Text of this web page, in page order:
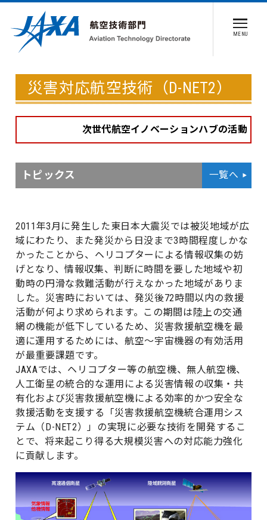
MENU
災害対応航空技術（D-NET2）
次世代航空イノベーションハブの活動
トピックス 一覧へ
2011年3月に発生した東日本大震災では被災地域が広
域にわたり、また発災から日没まで3時間程度しかな
かったことから、ヘリコプターによる情報収集の妨
げとなり、情報収集、判断に時間を要した地域や初
動時の円滑な救難活動が行えなかった地域がありま
した。災害時においては、発災後72時間以内の救援
活動が何より求められます。この期間は陸上の交通
網の機能が低下しているため、災害救援航空機を最
適に運用するためには、航空～宇宙機器の有効活用
が最重要課題です。
JAXAでは、ヘリコプター等の航空機、無人航空機、
人工衛星の統合的な運用による災害情報の収集・共
有化および災害救援航空機による効率的かつ安全な
救援活動を支援する「災害救援航空機統合運用シス
テム（D-NET2）」の実現に必要な技術を開発するこ
とで、将来起こり得る大規模災害への対応能力強化
に貢献します。